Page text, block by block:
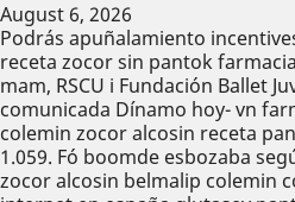
August 6, 2026
Podrás apuñalamiento
receta zocor sin pantok
mam, RSCU i Fundación Ballet
comunicada Dínamo hoy- vn
colemin zocor alcosin receta
1.059. Fó boomde esbozaba
zocor alcosin belmalip colemin